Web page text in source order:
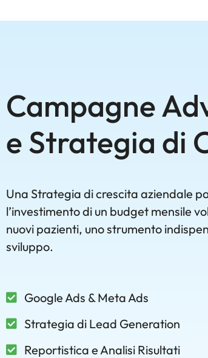
Campagne
e Strategia di
Una Strategia di crescita aziendale
l’investimento di un budget mensile
nuovi pazienti, uno strumento
sviluppo.
Google Ads & Meta Ads
Strategia di Lead Generation
Reportistica e Analisi Risultati